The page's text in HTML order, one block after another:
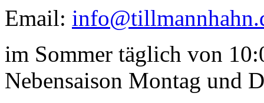
Email:
im Sommer täglich von
Nebensaison Montag und